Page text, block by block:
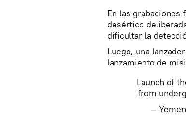
En las grabaciones
desértico
dificultar la
Luego, una
lanzamiento de
Launch of
from
—